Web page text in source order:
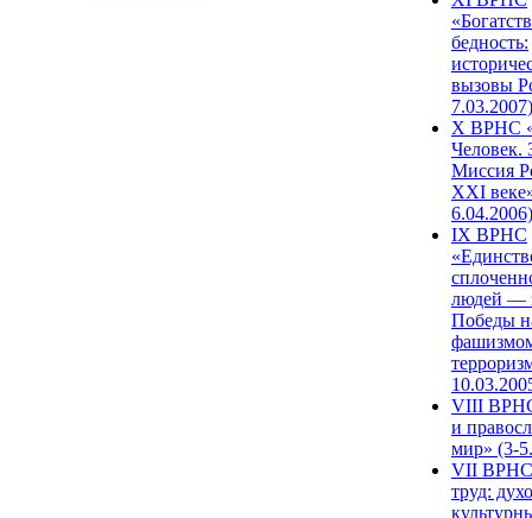
бедность:
вызовы
7.03.2007)
X ВРНС
Человек.
Миссия
XXI
6.04.2006)
IX ВРНС
людей —
Победы
VIII
и
мир» (3-
VII ВРНС
труд: